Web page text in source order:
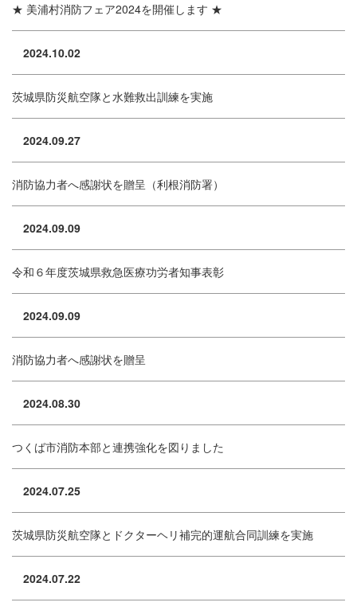
★ 美浦村消防フェア2024を開催します ★
2024.10.02
茨城県防災航空隊と水難救出訓練を実施
2024.09.27
消防協力者へ感謝状を贈呈（利根消防署）
2024.09.09
令和６年度茨城県救急医療功労者知事表彰
2024.09.09
消防協力者へ感謝状を贈呈
2024.08.30
つくば市消防本部と連携強化を図りました
2024.07.25
茨城県防災航空隊とドクターヘリ補完的運航合同訓練を実施
2024.07.22